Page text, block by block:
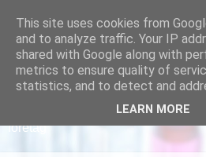
Läs om hur vi marknadsför svensk
företag
This site uses cookies from
and to analyze traffic. Your IP
shared with Google along with
metrics to ensure quality of
statistics, and to detect and
LEARN MORE